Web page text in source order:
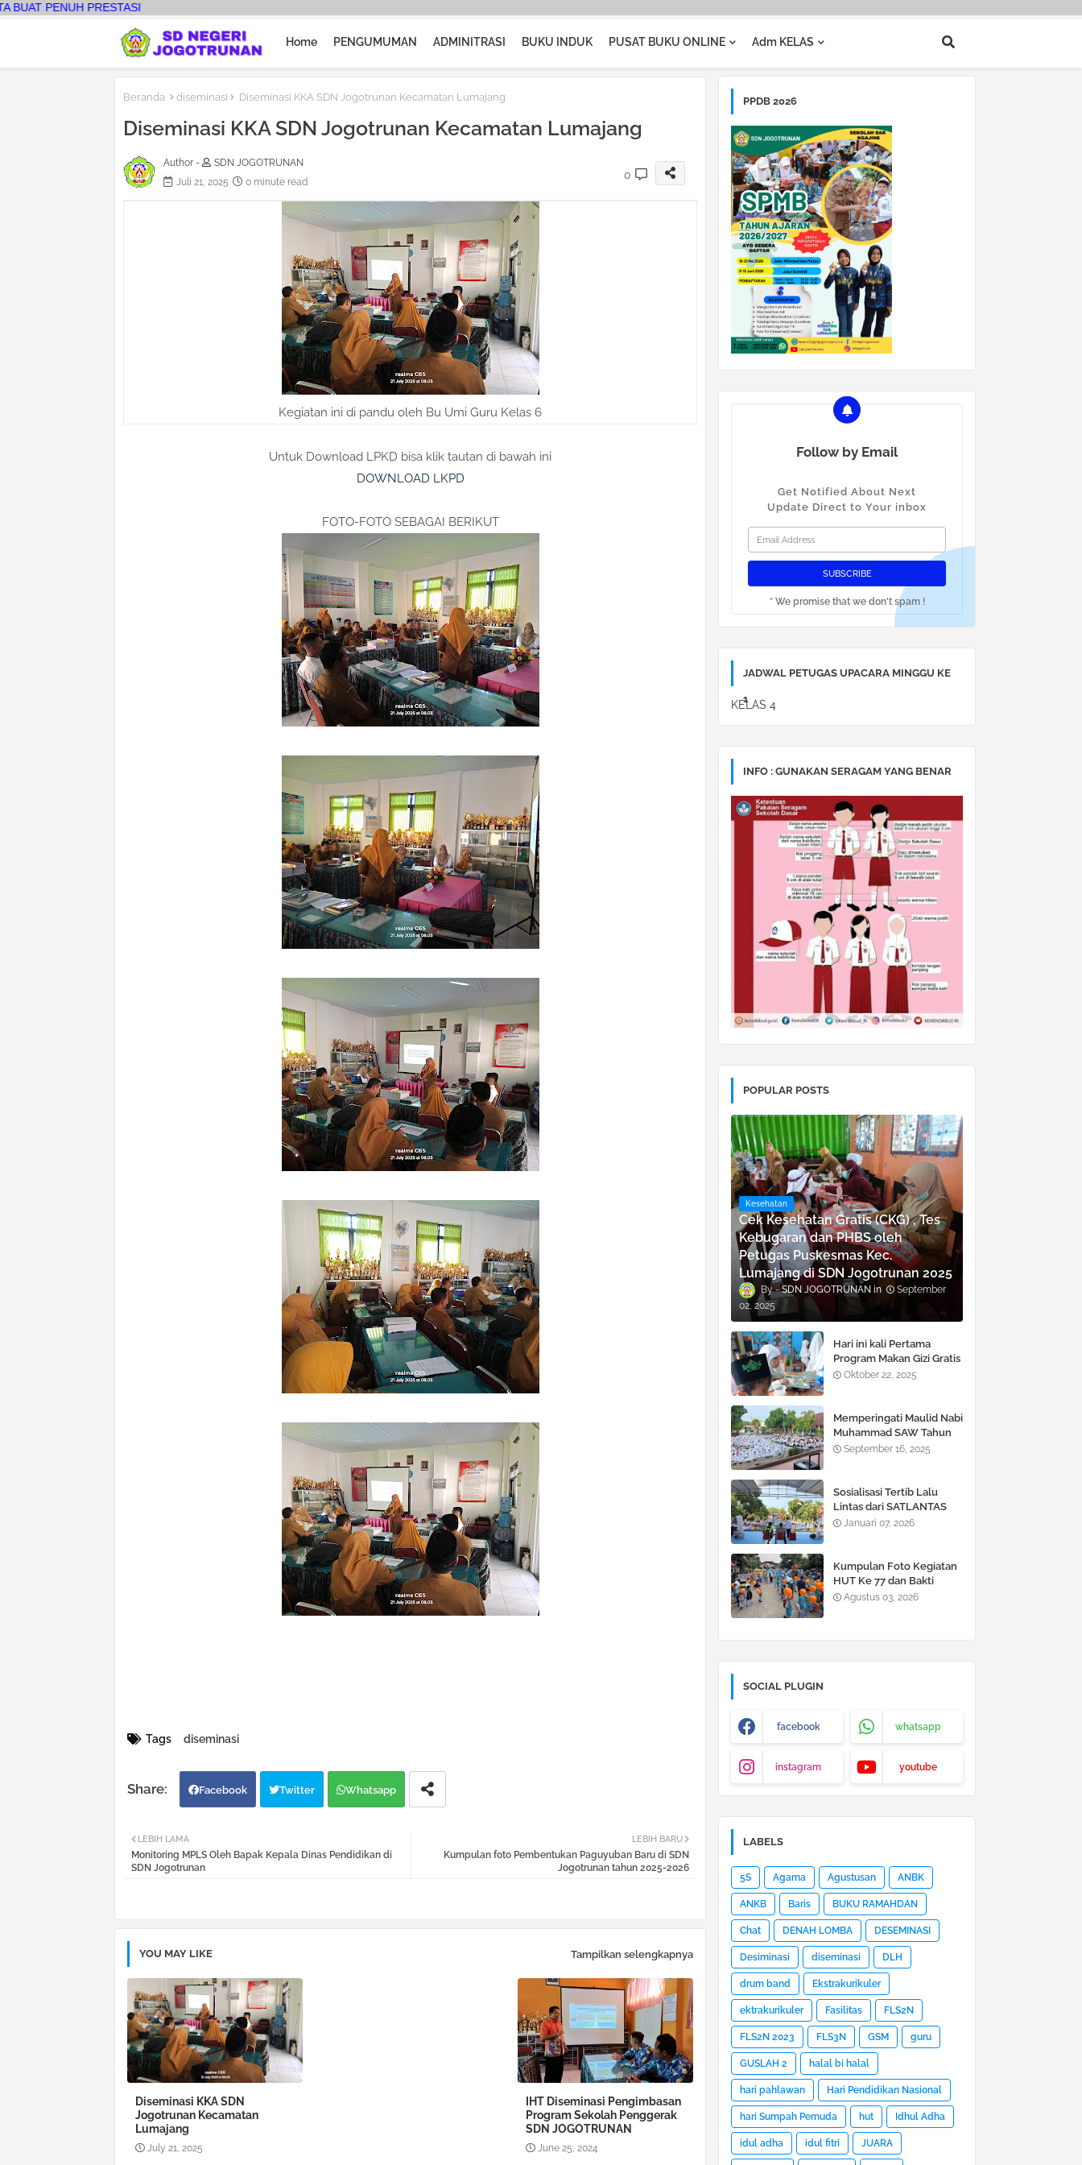
PRESTASI
Home PENGUMUMAN ADMINITRASI BUKU INDUK PUSAT BUKU ONLINE Adm KELAS
Beranda diseminasi Diseminasi KKA SDN Jogotrunan Kecamatan Lumajang
Diseminasi KKA SDN Jogotrunan Kecamatan Lumajang
Author -
SDN JOGOTRUNAN
Juli 21, 2025
0 minute read
0
Kegiatan ini di pandu oleh Bu Umi Guru Kelas 6
Untuk Download LPKD bisa klik tautan di bawah ini
DOWNLOAD LKPD
FOTO-FOTO SEBAGAI BERIKUT
Tags diseminasi
Facebook Twitter Whatsapp
LEBIH BARU
Kumpulan foto Pembentukan Paguyuban Baru di SDN
Jogotrunan tahun 2025-2026
LEBIH LAMA
Monitoring MPLS Oleh Bapak Kepala Dinas Pendidikan di
SDN Jogotrunan
YOU MAY LIKE Tampilkan selengkapnya
Diseminasi KKA SDN
Jogotrunan Kecamatan
Lumajang
July 21, 2025
IHT Diseminasi Pengimbasan
Program Sekolah Penggerak
SDN JOGOTRUNAN
June 25, 2024
PPDB 2026
Follow by Email
Get Notified About Next
Update Direct to Your inbox
* We promise that we don't spam !
JADWAL PETUGAS UPACARA MINGGU KE
1
KELAS 4
INFO : GUNAKAN SERAGAM YANG BENAR
POPULAR POSTS
Kesehatan
Cek Kesehatan Gratis (CKG) , Tes
Kebugaran dan PHBS oleh
Petugas Puskesmas Kec.
Lumajang di SDN Jogotrunan 2025
SDN JOGOTRUNAN
September
02, 2025
Hari ini kali Pertama
Program Makan Gizi Gratis
di SDN Jogotrunan
Oktober 22, 2025
Memperingati Maulid Nabi
Muhammad SAW Tahun
2025 di SDN Jogotrunan
September 16, 2025
Sosialisasi Tertib Lalu
Lintas dari SATLANTAS
Lumajang di SDN
Januari 07, 2026
Kumpulan Foto Kegiatan
HUT Ke 77 dan Bakti
Sosial Siswa SDN
Agustus 03, 2026
SOCIAL PLUGIN
facebook whatsapp
instagram youtube
LABELS
5S Agama Agustusan ANBK
ANKB Baris BUKU RAMAHDAN
Chat DENAH LOMBA DESEMINASI
Desiminasi diseminasi DLH
drum band Ekstrakurikuler
ektrakurikuler Fasilitas FLS2N
FLS2N 2023 FLS3N GSM guru
GUSLAH 2 halal bi halal
hari pahlawan Hari Pendidikan Nasional
hari Sumpah Pemuda hut Idhul Adha
idul adha idul fitri JUARA